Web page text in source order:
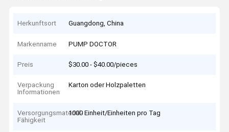
Herkunftsort Guangdong, China
Markenname PUMP DOCTOR
Preis $30.00 - $40.00/pieces
Verpackung
Informationen
Karton oder Holzpaletten
Versorgungsmaterial-
Fähigkeit
1000 Einheit/Einheiten pro Tag